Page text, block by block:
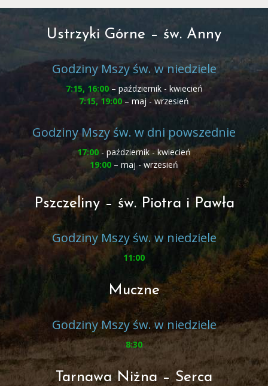
Ustrzyki Górne – św. Anny
Godziny Mszy św. w niedziele
7:15, 16:00– październik - kwiecień
7:15, 19:00 – maj - wrzesień
Godziny Mszy św. w dni powszednie
17:00 - październik - kwiecień
19:00 – maj - wrzesień
Pszczeliny – św. Piotra i Pawła
Godziny Mszy św. w niedziele
11:00
Muczne
Godziny Mszy św. w niedziele
8:30
Tarnawa Niżna – Serca